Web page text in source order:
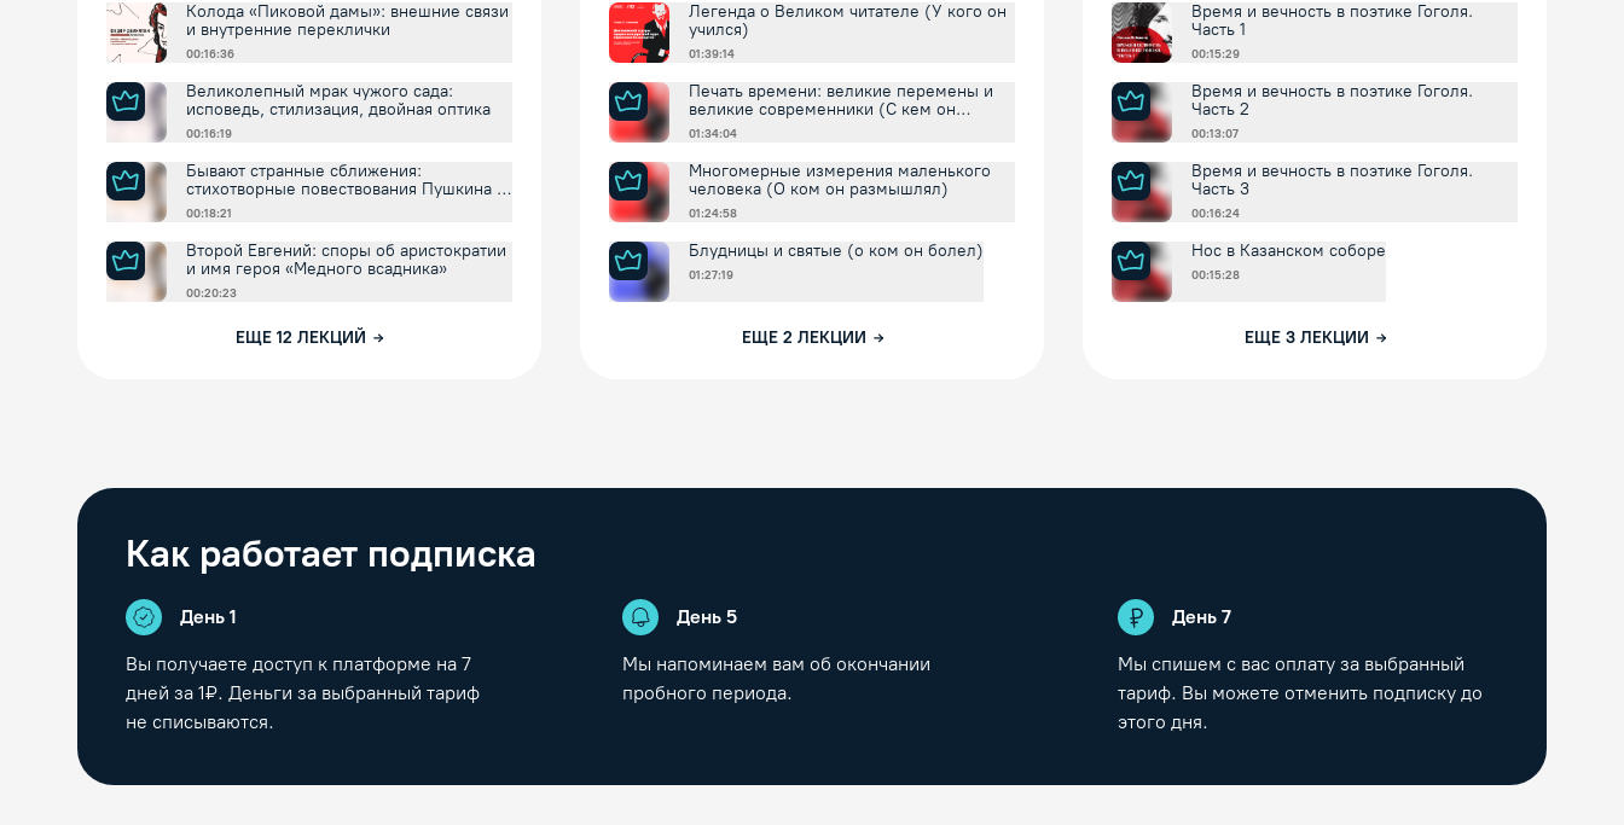
Колода «Пиковой дамы»: внешние связи
и внутренние переклички
00:16:36
Великолепный мрак чужого сада:
исповедь, стилизация, двойная оптика
00:16:19
Бывают странные сближения:
стихотворные повествования Пушкина и
внешнее время
00:18:21
Второй Евгений: споры об аристократии
и имя героя «Медного всадника»
00:20:23
ЕЩЕ 12 ЛЕКЦИЙ
Легенда о Великом читателе (У кого он
учился)
01:39:14
Печать времени: великие перемены и
великие современники (С кем он
спорил и соглашался)
01:34:04
Многомерные измерения маленького
человека (О ком он размышлял)
01:24:58
Блудницы и святые (о ком он болел)
01:27:19
ЕЩЕ 2 ЛЕКЦИИ
Время и вечность в поэтике Гоголя.
Часть 1
00:15:29
Время и вечность в поэтике Гоголя.
Часть 2
00:13:07
Время и вечность в поэтике Гоголя.
Часть 3
00:16:24
Нос в Казанском соборе
00:15:28
ЕЩЕ 3 ЛЕКЦИИ
Как работает подписка
День 1
Вы получаете доступ к платформе на 7
дней за 1₽. Деньги за выбранный тариф
не списываются.
День 5
Мы напоминаем вам об окончании
пробного периода.
День7
Мы спишем с вас оплату за выбранный
тариф. Вы можете отменить подписку до
этого дня.